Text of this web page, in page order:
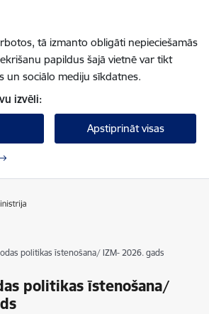
tā izmanto obligāti nepieciešamās
papildus šajā vietnē var tikt
un sociālo mediju sīkdatnes.
izvēli:
Apstiprināt visas
politikas īstenošana/ IZM- 2026. gads
politikas īstenošana/